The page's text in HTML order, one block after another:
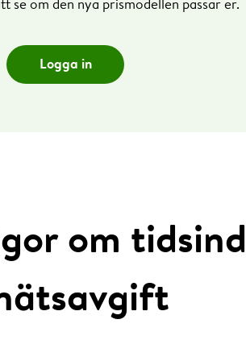
dagarLogga in
om